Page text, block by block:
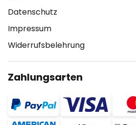
Datenschutz
Impressum
Widerrufsbelehrung
Zahlungsarten